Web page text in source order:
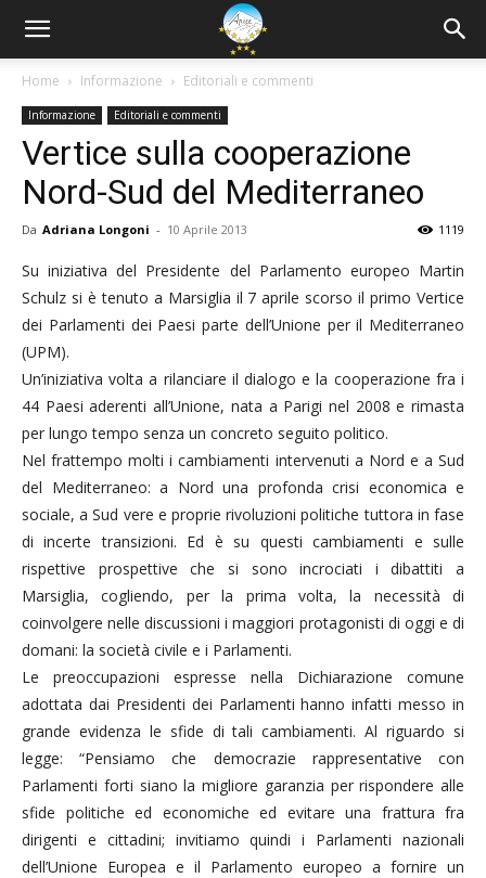
Home Informazione Editoriali e commenti
Informazione Editoriali e commenti
Vertice sulla cooperazione
Nord-Sud del Mediterraneo
Da Adriana Longoni - 10 Aprile 2013 1119
Su iniziativa del Presidente del Parlamento europeo Martin
Schulz si è tenuto a Marsiglia il 7 aprile scorso il primo Vertice
dei Parlamenti dei Paesi parte dell’Unione per il Mediterraneo
(UPM).
Un’iniziativa volta a rilanciare il dialogo e la cooperazione fra i
44 Paesi aderenti all’Unione, nata a Parigi nel 2008 e rimasta
per lungo tempo senza un concreto seguito politico.
Nel frattempo molti i cambiamenti intervenuti a Nord e a Sud
del Mediterraneo: a Nord una profonda crisi economica e
sociale, a Sud vere e proprie rivoluzioni politiche tuttora in fase
di incerte transizioni. Ed è su questi cambiamenti e sulle
rispettive prospettive che si sono incrociati i dibattiti a
Marsiglia, cogliendo, per la prima volta, la necessità di
coinvolgere nelle discussioni i maggiori protagonisti di oggi e di
domani: la società civile e i Parlamenti.
Le preoccupazioni espresse nella Dichiarazione comune
adottata dai Presidenti dei Parlamenti hanno infatti messo in
grande evidenza le sfide di tali cambiamenti. Al riguardo si
legge: “Pensiamo che democrazie rappresentative con
Parlamenti forti siano la migliore garanzia per rispondere alle
sfide politiche ed economiche ed evitare una frattura fra
dirigenti e cittadini; invitiamo quindi i Parlamenti nazionali
dell’Unione Europea e il Parlamento europeo a fornire un